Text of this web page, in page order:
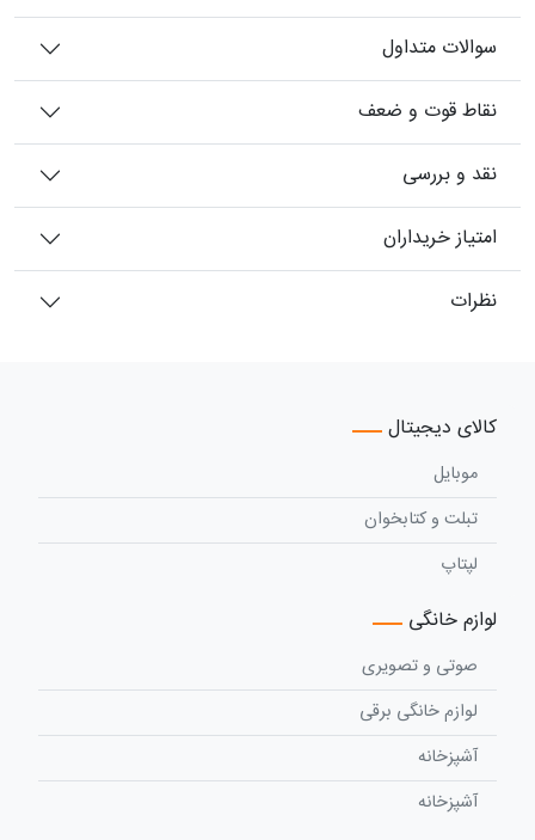
سوالات متداول
نقاط قوت و ضعف
نقد و بررسی
امتیاز خریداران
نظرات
کالای دیجیتال
موبایل
تبلت و کتابخوان
لپتاپ
لوازم خانگی
صوتی و تصویری
لوازم خانگی برقی
آشپزخانه
آشپزخانه